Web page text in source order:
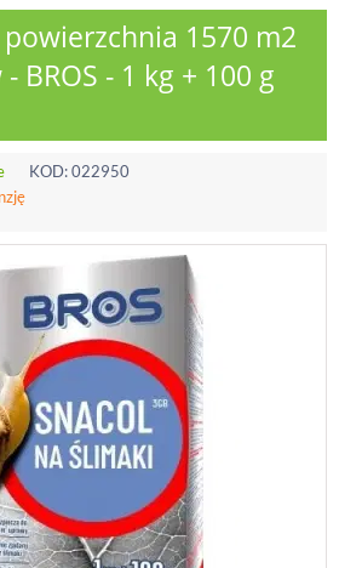
powierzchnia 1570 m2
BROS - 1 kg + 100 g
KOD:022950